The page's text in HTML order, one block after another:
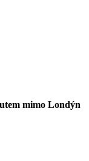
mimo Londýn